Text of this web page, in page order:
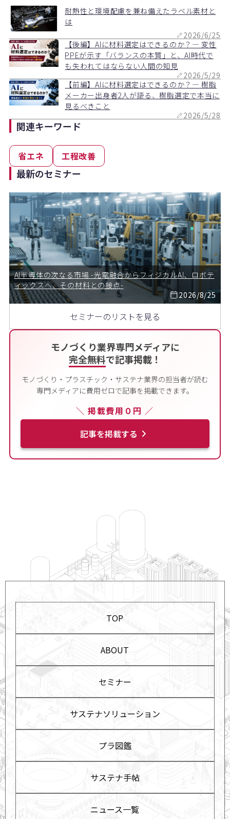
モノづくり業界専門メディアに
完全無料で記事掲載！
モノづくり・プラスチック・サステナ業界の担当者が読む
専門メディアに費用ゼロで記事を掲載できます。
＼ 掲載費用０円 ／
記事を掲載する
耐熱性と環境配慮を兼ね備えたラベル素材と
は
2026/6/25
【後編】AIに材料選定はできるのか？― 変性
PPEが示す「バランスの本質」と、AI時代で
も失われてはならない人間の知見
2026/5/29
【前編】AIに材料選定はできるのか？― 樹脂
メーカー出身者2人が語る、樹脂選定で本当に
見るべきこと
2026/5/28
関連キーワード
省エネ 工程改善
最新のセミナー
AI半導体の次なる市場 -光電融合からフィジカルAI、ロボテ
ィックスへ、その材料との接点-
2026/8/25
セミナーのリストを見る
TOP
ABOUT
セミナー
サステナソリューション
プラ図鑑
サステナ手帖
ニュース一覧